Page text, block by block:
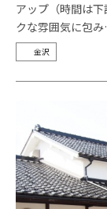
アップ（時間は
クな雰囲気に包
金沢